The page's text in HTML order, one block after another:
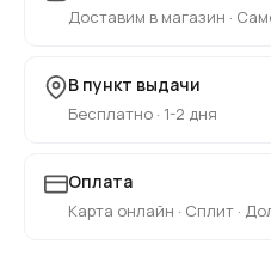
Доставим в магазин ·
В пункт выдачи
Бесплатно · 1-2 дня
Оплата
Карта онлайн · Сплит ·